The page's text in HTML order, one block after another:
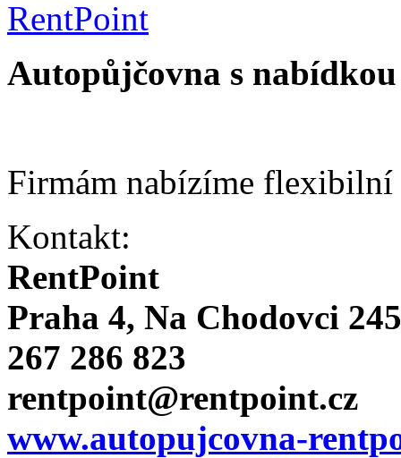
Autopůjčovna s
Firmám nabízíme flexibilní
Kontakt:
RentPoint
Praha 4, Na Chodovci
267 286 823
rentpoint@rentpoint.cz
www.autopujcovna-